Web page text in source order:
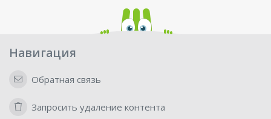
Навигация
Обратная связь
Запросить удаление контента